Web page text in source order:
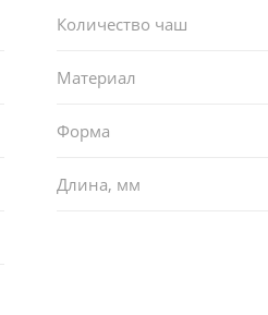
Количество чаш
Материал
Форма
Длина, мм